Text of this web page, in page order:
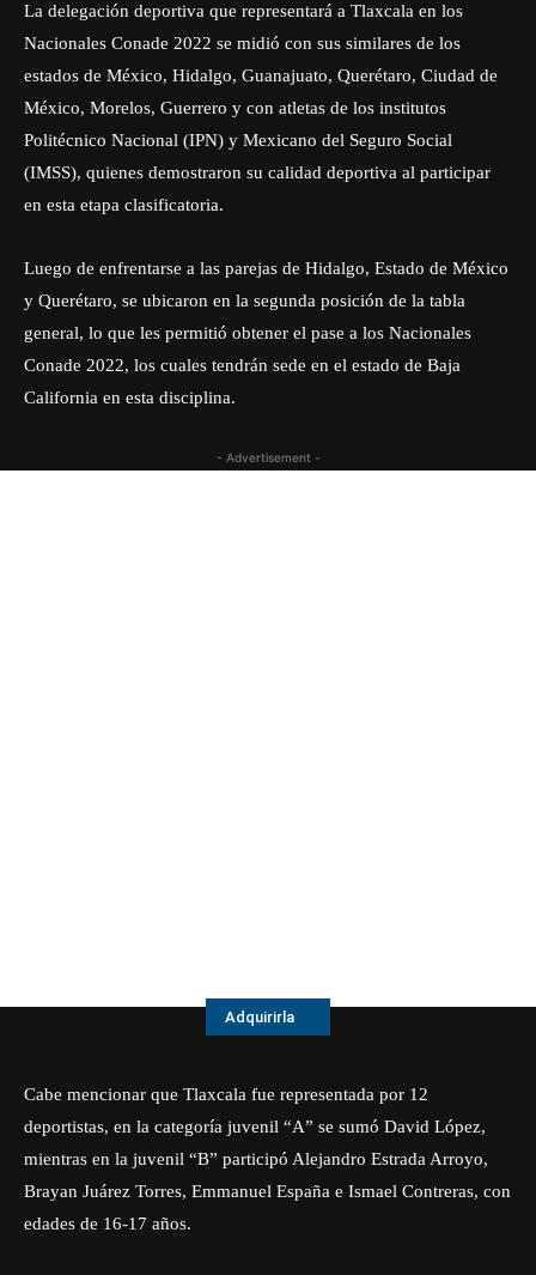
La delegación deportiva que representará a Tlaxcala en los
Nacionales Conade 2022 se midió con sus similares de los
estados de México, Hidalgo, Guanajuato, Querétaro, Ciudad de
México, Morelos, Guerrero y con atletas de los institutos
Politécnico Nacional (IPN) y Mexicano del Seguro Social
(IMSS), quienes demostraron su calidad deportiva al participar
en esta etapa clasificatoria.
Luego de enfrentarse a las parejas de Hidalgo, Estado de México
y Querétaro, se ubicaron en la segunda posición de la tabla
general, lo que les permitió obtener el pase a los Nacionales
Conade 2022, los cuales tendrán sede en el estado de Baja
California en esta disciplina.
- Advertisement -
Adquirirla
Cabe mencionar que Tlaxcala fue representada por 12
deportistas, en la categoría juvenil “A” se sumó David López,
mientras en la juvenil “B” participó Alejandro Estrada Arroyo,
Brayan Juárez Torres, Emmanuel España e Ismael Contreras, con
edades de 16-17 años.